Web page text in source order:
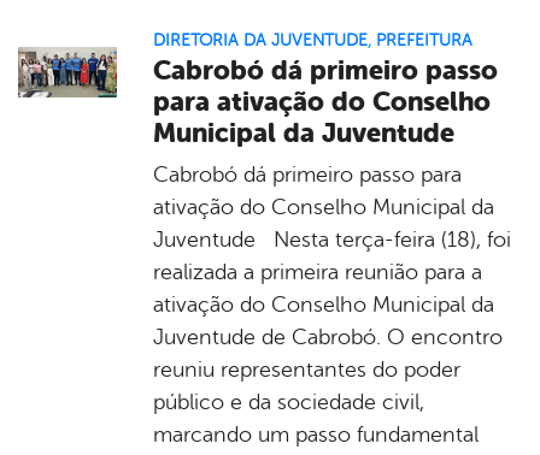
DIRETORIA DA JUVENTUDE, PREFEITURA
Cabrobó dá primeiro passo
para ativação do Conselho
Municipal da Juventude
Cabrobó dá primeiro passo para
ativação do Conselho Municipal da
Juventude Nesta terça-feira (18), foi
realizada a primeira reunião para a
ativação do Conselho Municipal da
Juventude de Cabrobó. O encontro
reuniu representantes do poder
público e da sociedade civil,
marcando um passo fundamental